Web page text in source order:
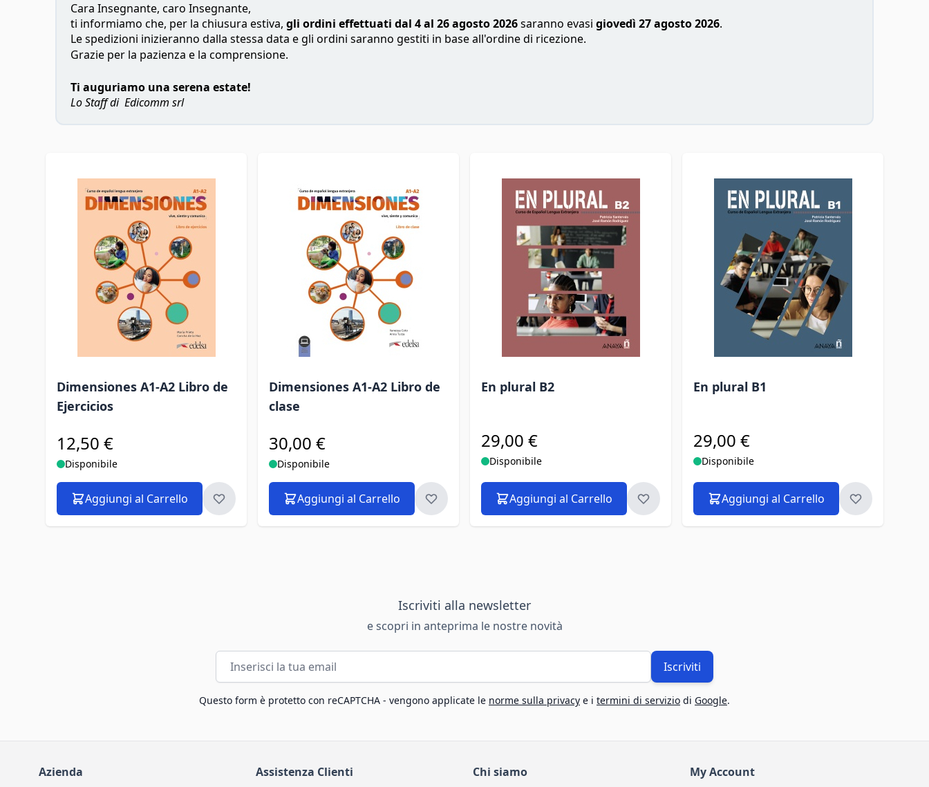
Cara Insegnante, caro Insegnante,
ti informiamo che, per la chiusura estiva, gli ordini effettuati dal 4 al 26 agosto 2026saranno evasi giovedì 27 agosto 2026.
Le spedizioni inizieranno dalla stessa data e gli ordini saranno gestiti in base all'ordine di ricezione.
Grazie per la pazienza e la comprensione.
Ti auguriamo una serena estate!
Lo Staff di Edicomm srl
Dimensiones A1-A2 Libro de
Ejercicios
12,50 €
Disponibile
Aggiungi al Carrello
Dimensiones A1-A2 Libro de
clase
30,00 €
Disponibile
Aggiungi al Carrello
En plural B2
29,00 €
Disponibile
Aggiungi al Carrello
En plural B1
29,00 €
Disponibile
Aggiungi al Carrello
Iscriviti alla newsletter
e scopri in anteprima le nostre novità
Indirizzo email
Iscriviti
Questo form è protetto con reCAPTCHA - vengono applicate le norme sulla privacy e i termini di servizio di Google.
Azienda Assistenza Clienti Chi siamo My Account